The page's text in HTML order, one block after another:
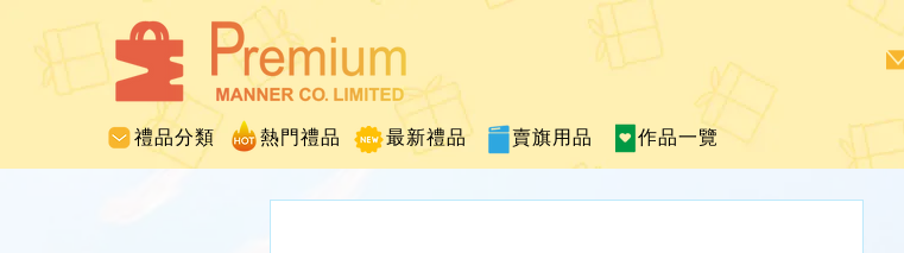
禮品分類 熱門禮品 最新禮品 賣旗用品 作品一覽